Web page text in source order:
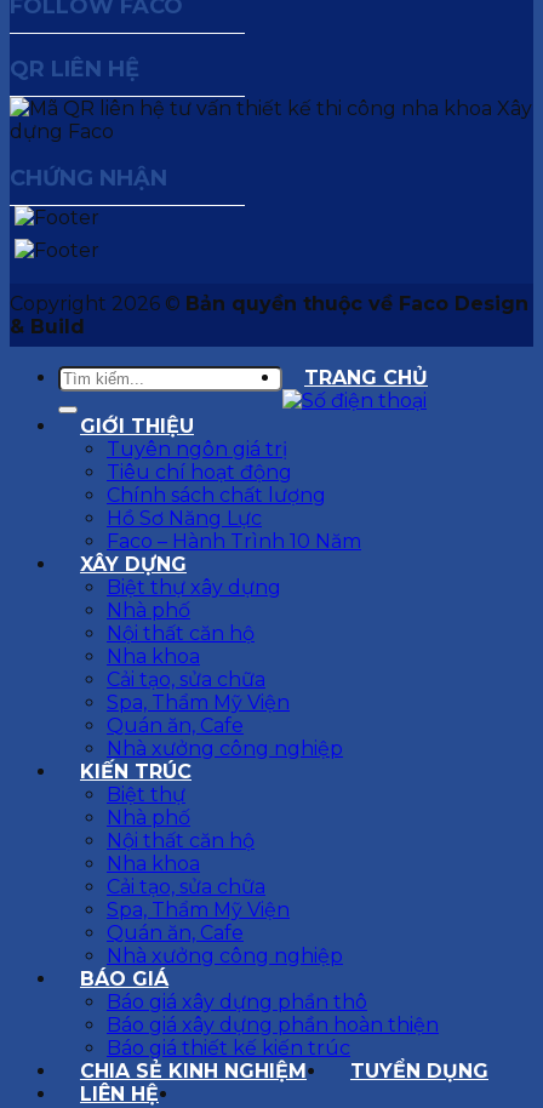
FOLLOW FACO
QR LIÊN HỆ
CHỨNG NHẬN
Copyright 2026 © Bản quyền thuộc về Faco Design
& Build
TRANG CHỦ
GIỚI THIỆU
Tuyên ngôn giá trị
Tiêu chí hoạt động
Chính sách chất lượng
Hồ Sơ Năng Lực
Faco – Hành Trình 10 Năm
XÂY DỰNG
Biệt thự xây dựng
Nhà phố
Nội thất căn hộ
Nha khoa
Cải tạo, sửa chữa
Spa, Thẩm Mỹ Viện
Quán ăn, Cafe
Nhà xưởng công nghiệp
KIẾN TRÚC
Biệt thự
Nhà phố
Nội thất căn hộ
Nha khoa
Cải tạo, sửa chữa
Spa, Thẩm Mỹ Viện
Quán ăn, Cafe
Nhà xưởng công nghiệp
BÁO GIÁ
Báo giá xây dựng phần thô
Báo giá xây dựng phần hoàn thiện
Báo giá thiết kế kiến trúc
CHIA SẺ KINH NGHIỆM
TUYỂN DỤNG
LIÊN HỆ